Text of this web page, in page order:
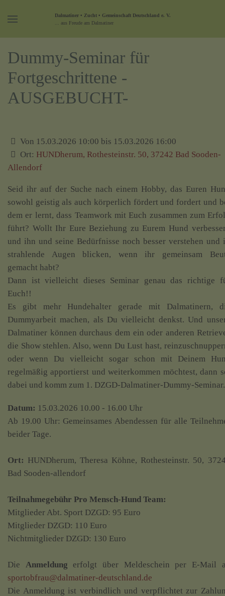
Dalmatiner • Zucht • Gemeinschaft Deutschland e. V.
... aus Freude am Dalmatiner
Dummy-Seminar für
Fortgeschrittene -
AUSGEBUCHT-
Von 15.03.2026 10:00 bis 15.03.2026 16:00
Ort: HUNDherum, Rothesteinstr. 50, 37242 Bad Sooden-
Allendorf
Seid ihr auf der Suche nach einem Hobby, das Euren
sowohl geistig als auch körperlich fördert und fordert und
dem er lernt, dass Teamwork mit Euch zusammen zum
führt? Wollt Ihr Eure Beziehung zu Eurem Hund
und ihn und seine Bedürfnisse noch besser verstehen und
strahlende Augen blicken, wenn ihr gemeinsam
gemacht habt?
Dann ist vielleicht dieses Seminar genau das richtige
Euch!!
Es gibt mehr Hundehalter gerade mit Dalmatinern,
Dummyarbeit machen, als Du vielleicht denkst. Und
Dalmatiner können durchaus dem ein oder anderen
die Show stehlen. Also, wenn Du Lust hast,
oder wenn Du vielleicht sogar schon mit Deinem
regelmäßig apportierst und weiterkommen möchtest, dann
dabei und komm zum 1. DZGD-Dalmatiner-Dummy-Seminar.
Datum: 15.03.2026 10.00 - 16.00 Uhr
Ab 19.00 Uhr: Gemeinsames Abendessen für alle
beider Tage.
Ort: HUNDherum, Theresa Köhne, Rothesteinstr. 50,
Bad Sooden-allendorf
Teilnahmegebühr Pro Mensch-Hund Team:
Mitglieder Abt. Sport DZGD: 95 Euro
Mitglieder DZGD: 110 Euro
Nichtmitglieder DZGD: 130 Euro
Die Anmeldung erfolgt über Meldeschein per E-Mail
sportobfrau@dalmatiner-deutschland.de
Die Anmeldung ist verbindlich und verpflichtet zur